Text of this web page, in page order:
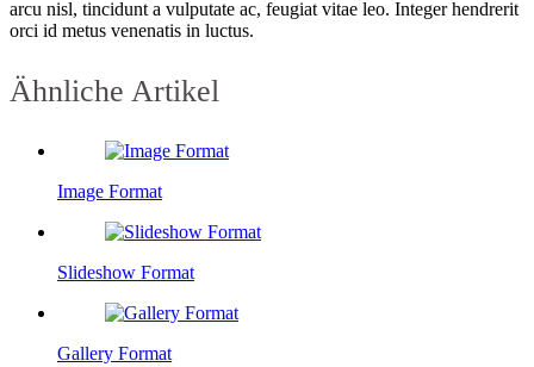
arcu nisl, tincidunt a vulputate ac, feugiat vitae leo. Integer hendrerit
orci id metus venenatis in luctus.
Ähnliche Artikel
Image Format
Slideshow Format
Gallery Format